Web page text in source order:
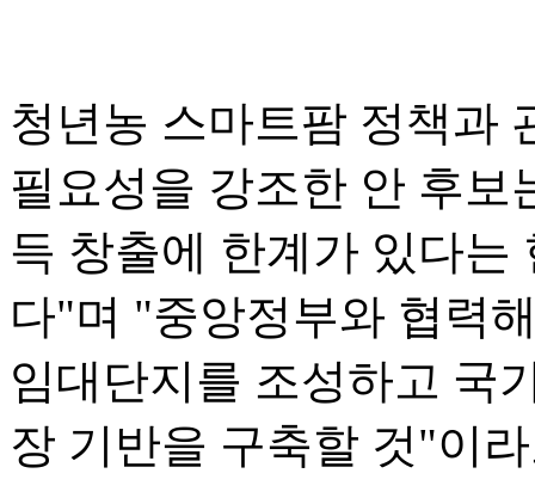
청년농 스마트팜 정책과
필요성을 강조한 안 후
득 창출에 한계가 있다는
다"며 "중앙정부와 협력
임대단지를 조성하고 국
장 기반을 구축할 것"이